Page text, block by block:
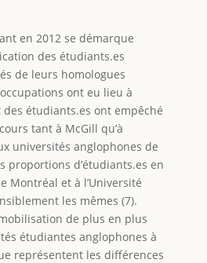
en 2012 se démarque
des étudiants.es
de leurs homologues
ont eu lieu à
des étudiants.es ont empêché
tant à McGill qu’à
universités anglophones de
proportions d’étudiants.es en
Montréal et à l’Université
les mêmes (7).
de plus en plus
étudiantes anglophones à
représentent les différences